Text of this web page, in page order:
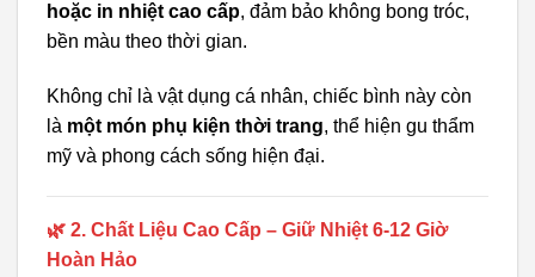
hoặc in nhiệt cao cấp, đảm bảo không bong tróc,
bền màu theo thời gian.
Không chỉ là vật dụng cá nhân, chiếc bình này còn
là một món phụ kiện thời trang, thể hiện gu thẩm
mỹ và phong cách sống hiện đại.
🌿 2. Chất Liệu Cao Cấp – Giữ Nhiệt 6-12 Giờ
Hoàn Hảo